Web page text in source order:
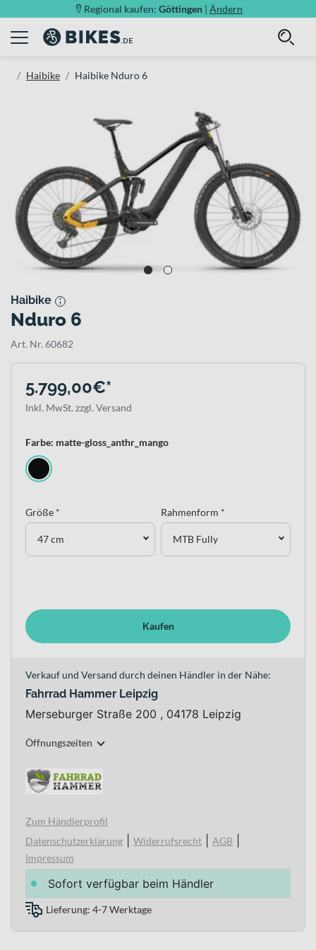
Regional kaufen: Göttingen | Ändern
Haibike Haibike Nduro 6
Haibike
Nduro 6
Art. Nr. 60682
5.799,00€*
Inkl. MwSt. zzgl. Versand
Farbe: matte-gloss_anthr_mango
Größe *
47 cm
Rahmenform *
MTB Fully
Kaufen
Verkauf und Versand durch deinen Händler in der Nähe:
Fahrrad Hammer Leipzig
Merseburger Straße 200 , 04178 Leipzig
Öffnungszeiten
Zum Händlerprofil
Datenschutzerklärung
Widerrufsrecht AGB
Impressum
Sofort verfügbar beim Händler
Lieferung: 4-7 Werktage